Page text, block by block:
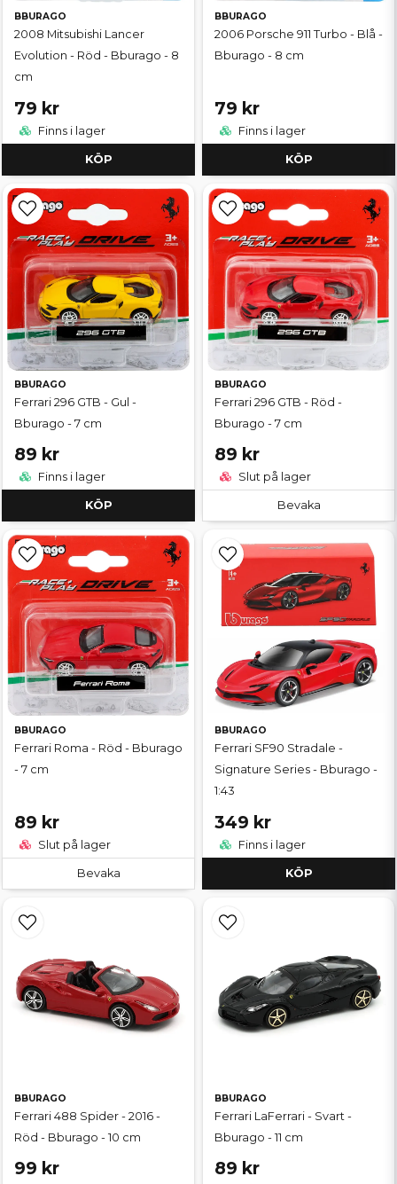
BBURAGO
2008 Mitsubishi Lancer
Evolution - Röd - Bburago - 8
cm
79 kr
Finns i lager
KÖP
BBURAGO
2006 Porsche 911 Turbo - Blå -
Bburago - 8 cm
79 kr
Finns i lager
KÖP
BBURAGO
Ferrari 296 GTB - Gul -
Bburago - 7 cm
89 kr
Finns i lager
KÖP
BBURAGO
Ferrari 296 GTB - Röd -
Bburago - 7 cm
89 kr
Slut på lager
Bevaka
BBURAGO
Ferrari Roma - Röd - Bburago
- 7 cm
89 kr
Slut på lager
Bevaka
BBURAGO
Ferrari SF90 Stradale -
Signature Series - Bburago -
1:43
349 kr
Finns i lager
KÖP
BBURAGO
Ferrari 488 Spider - 2016 -
Röd - Bburago - 10 cm
99 kr
BBURAGO
Ferrari LaFerrari - Svart -
Bburago - 11 cm
89 kr